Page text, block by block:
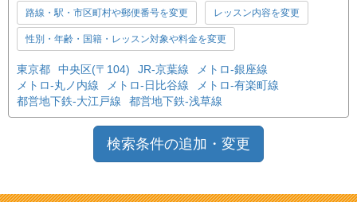
路線・駅・市区町村や郵便番号を変更 レッスン内容を変更
性別・年齢・国籍・レッスン対象や料金を変更
東京都 中央区(〒104) JR-京葉線
メトロ-銀座線
メトロ-丸ノ内線
メトロ-日比谷線
メトロ-有楽町線
都営地下鉄-大江戸線
都営地下鉄-浅草線
検索条件の追加・変更